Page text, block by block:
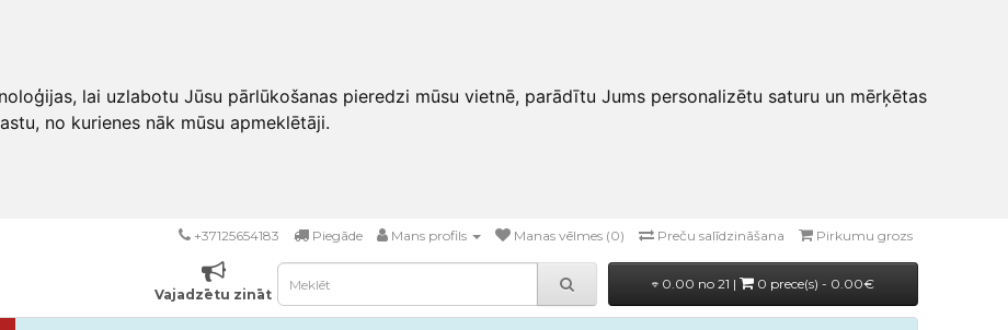
lai uzlabotu Jūsu pārlūkošanas pieredzi mūsu vietnē, parādītu Jums personalizētu saturu un mērķētas
no kurienes nāk mūsu apmeklētāji.
+37125654183 Piegāde Mans profils Manas vēlmes (0) Preču salīdzināšana Pirkumu grozs
Vajadzētu zināt
0.00 no 21 | 0 prece(s) - 0.00€